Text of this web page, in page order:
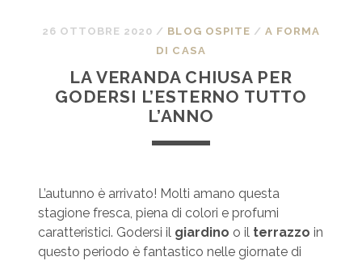
26 OTTOBRE 2020 / BLOG OSPITE /A FORMA
DI CASA
LA VERANDA CHIUSA PER
GODERSI L’ESTERNO TUTTO
L’ANNO
L’autunno è arrivato! Molti amano questa
stagione fresca, piena di colori e profumi
caratteristici. Godersi il giardino o il terrazzo in
questo periodo è fantastico nelle giornate di